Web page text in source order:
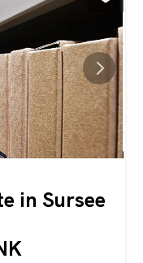
wieder bei
ist nicht die
Dieses
Lagerräume finden
in Sursee